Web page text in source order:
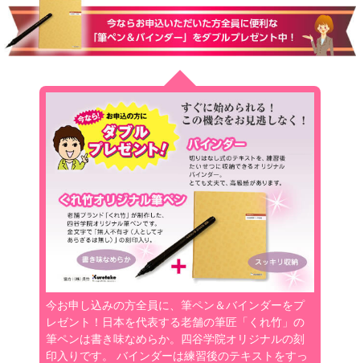
今お申し込みの方全員に、筆ペン＆バインダーをプ
レゼント！日本を代表する老舗の筆匠「くれ竹」の
筆ペンは書き味なめらか。四谷学院オリジナルの刻
印入りです。 バインダーは練習後のテキストをすっ